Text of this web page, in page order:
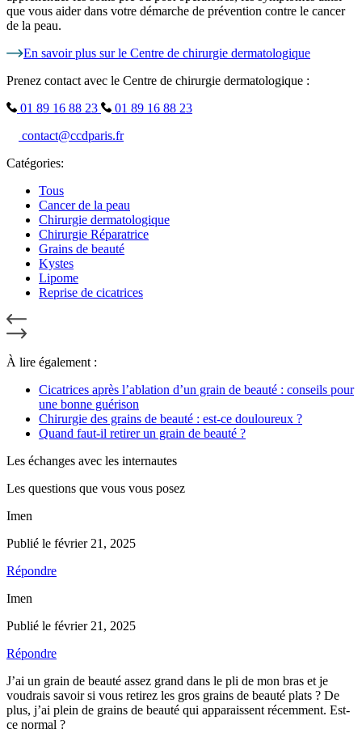
que vous aider dans votre démarche de prévention contre le cancer
de la peau.
En savoir plus sur le Centre de chirurgie dermatologique
Prenez contact avec le Centre de chirurgie dermatologique :
01 89 16 88 23
01 89 16 88 23
contact@ccdparis.fr
Catégories:
Tous
Cancer de la peau
Chirurgie dermatologique
Chirurgie Réparatrice
Grains de beauté
Kystes
Lipome
Reprise de cicatrices
À lire également :
Cicatrices après l’ablation d’un grain de beauté : conseils pour
une bonne guérison
Chirurgie des grains de beauté : est-ce douloureux ?
Quand faut-il retirer un grain de beauté ?
Les échanges avec les internautes
Les questions que vous vous posez
Imen
Publié le février 21, 2025
Répondre
Imen
Publié le février 21, 2025
Répondre
J’ai un grain de beauté assez grand dans le pli de mon bras et je
voudrais savoir si vous retirez les gros grains de beauté plats ? De
plus, j’ai plein de grains de beauté qui apparaissent récemment. Est-
ce normal ?